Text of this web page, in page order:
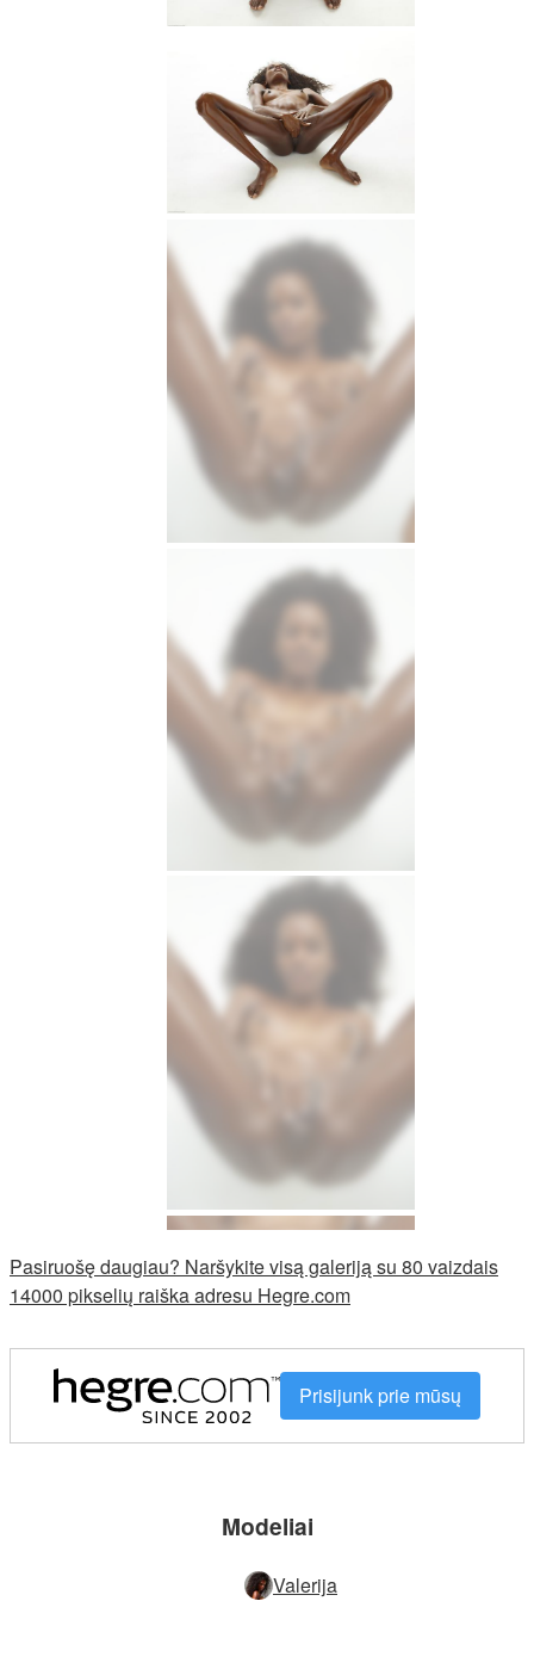
Pasiruošę daugiau? Naršykite visą galeriją su 80 vaizdais
14000 pikselių raiška adresu Hegre.com
Prisijunk prie mūsų
Modeliai
Valerija